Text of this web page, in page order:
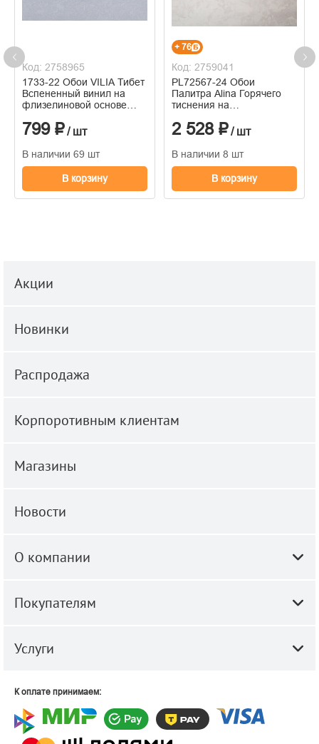
Код: 2758965
1733-22 Обои VILIA Тибет
Вспененный винил на
флизелиновой основе
799 ₽/ шт
В наличии 69 шт
В корзину
+ 76
Код: 2759041
PL72567-24 Обои
Палитра Alina Горячего
тиснения на
1.06м x 10.05
2 528 ₽/ шт
В наличии 8 шт
В корзину
Акции
Новинки
Распродажа
Корпоротивным клиентам
Магазины
Новости
О компании
Покупателям
Услуги
К оплате принимаем: